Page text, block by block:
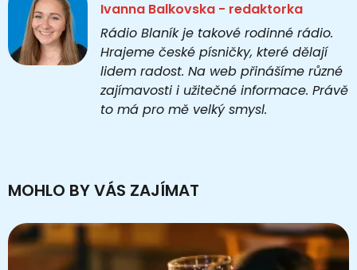
Ivanna Balkovska - redaktorka
Rádio Blaník je takové rodinné rádio.
Hrajeme české písničky, které dělají
lidem radost. Na web přinášíme různé
zajímavosti i užitečné informace. Právě
to má pro mě velký smysl.
MOHLO BY VÁS ZAJÍMAT